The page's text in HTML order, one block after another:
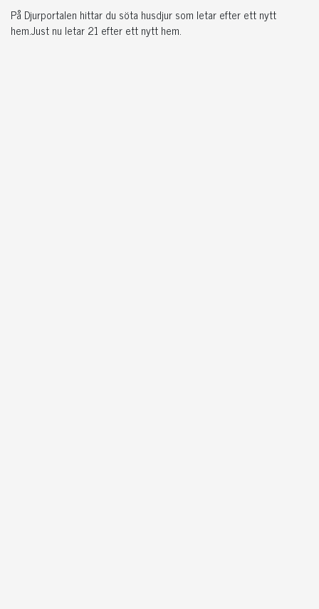
På Djurportalen hittar du söta husdjur som letar efter ett nytt
hem.Just nu letar 21 efter ett nytt hem.